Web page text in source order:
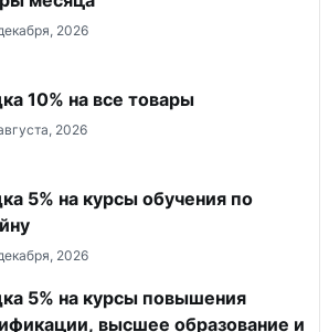
2026
10% на все товары
2026
5% на курсы обучения по
2026
5% на курсы повышения
высшее образование и